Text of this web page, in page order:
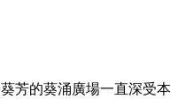
芳的葵涌廣場一直深受本